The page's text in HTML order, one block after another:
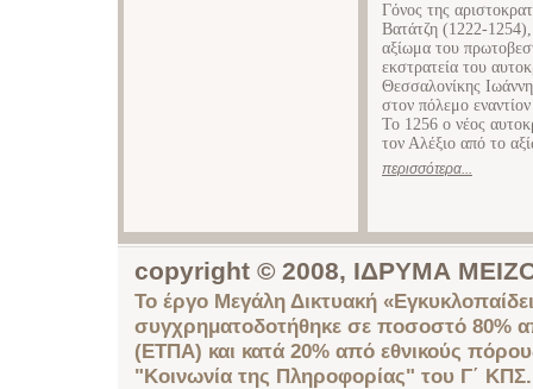
Γόνος της
Βατάτζη (1222-1254),
αξίωμα του
εκστρατεία του
Θεσσαλονίκης
στον πόλεμο
Το 1256 ο νέος
τον Αλέξιο από το
περισσότερα...
copyright © 2008, ΙΔΡΥΜΑ
Το έργο Μεγάλη Δικτυακή
συγχρηματοδοτήθηκε σε ποσοστό 80%
(ΕΤΠΑ) και κατά 20% από εθνικούς
"Κοινωνία της Πληροφορίας" του Γ΄ ΚΠΣ.